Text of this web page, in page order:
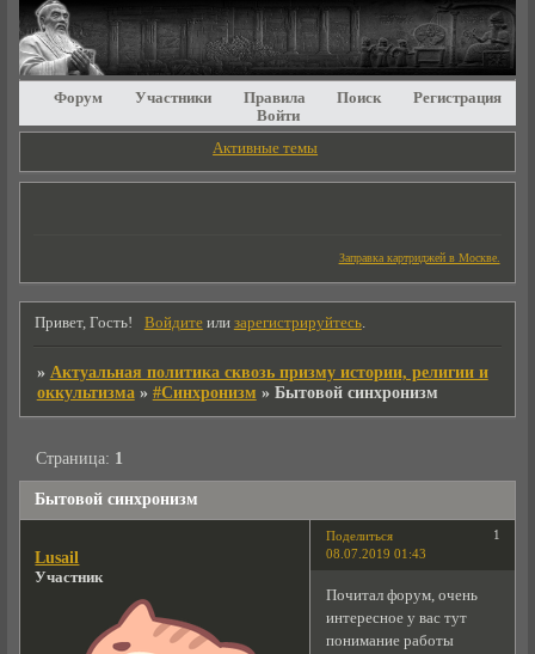
Форум Участники Правила Поиск
Регистрация
Войти
Активные темы
Заправка картриджей в Москве.
Привет, Гость! Войдитеили зарегистрируйтесь.
» Актуальная политика сквозь призму истории, религии и
оккультизма » #Синхронизм » Бытовой синхронизм
Бытовой синхронизм
Страница: 1
Поделиться
1
08.07.2019 01:43
Lusail
Участник
Почитал форум, очень
интересное у вас тут
понимание работы